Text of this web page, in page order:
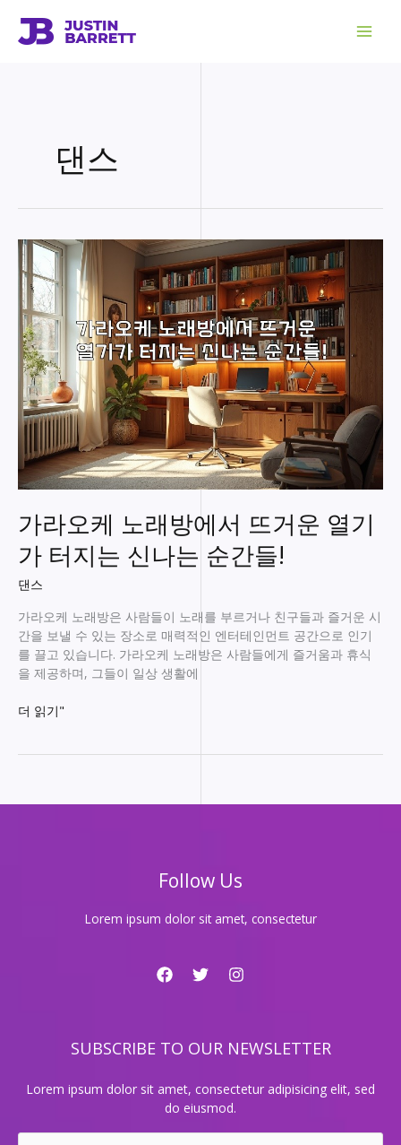
댄스
가라오케 노래방에서 뜨거운 열기
가 터지는 신나는 순간들!
댄스
가라오케 노래방은 사람들이 노래를 부르거나 친구들과 즐거운 시
간을 보낼 수 있는 장소로 매력적인 엔터테인먼트 공간으로 인기
를 끌고 있습니다. 가라오케 노래방은 사람들에게 즐거움과 휴식
을 제공하며, 그들이 일상 생활에
가
래
는
더 읽기"
Follow Us
Lorem ipsum dolor sit amet, consectetur
SUBSCRIBE TO OUR NEWSLETTER
Lorem ipsum dolor sit amet, consectetur adipisicing elit, sed
do eiusmod.